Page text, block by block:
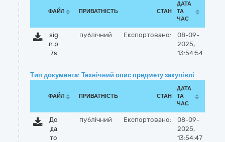
ФАЙЛ ПРИВАТНІСТЬ СТАН
ДАТА
ТА
ЧАС
sig
n.p
7s
публічний Експортовано:
08-09-
2025,
13:54:54
Тип документа: Технічний опис предмету закупівлі
ФАЙЛ ПРИВАТНІСТЬ СТАН
ДАТА
ТА
ЧАС
До
да
то
публічний Експортовано:
08-09-
2025,
13:54:47